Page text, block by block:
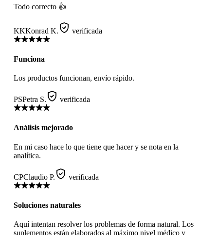
Todo correcto 👍
KKKonrad K. verificada
Funciona
Los productos funcionan, envío rápido.
PSPetra S. verificada
Análisis mejorado
En mi caso hace lo que tiene que hacer y se nota en la
analítica.
CPClaudio P. verificada
Soluciones naturales
Aquí intentan resolver los problemas de forma natural. Los
suplementos están elaborados al máximo nivel médico y